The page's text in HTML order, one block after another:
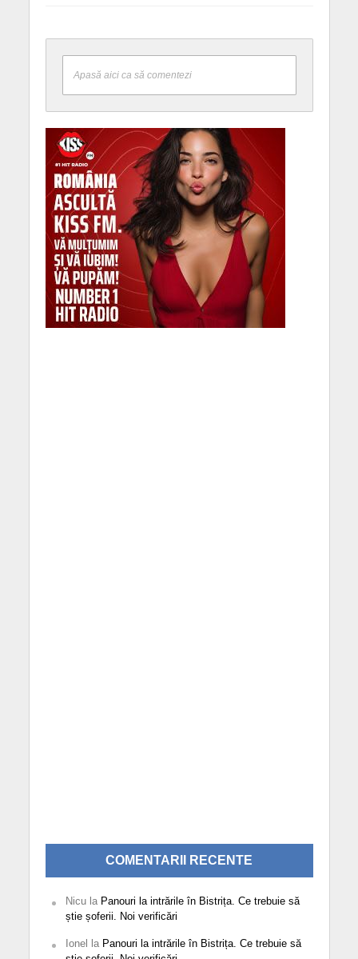
Apasă aici ca să comentezi
COMENTARII RECENTE
Nicula Panouri la intrările în Bistrița. Ce trebuie să
știe șoferii. Noi verificări
Ionel la Panouri la intrările în Bistrița. Ce trebuie să